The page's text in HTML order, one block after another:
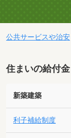
公共サービスや治安
住まいの給付金
新築建築
利子補給制度